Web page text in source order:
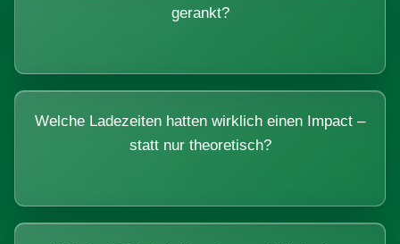
gerankt?
Welche Ladezeiten hatten wirklich einen Impact –
statt nur theoretisch?